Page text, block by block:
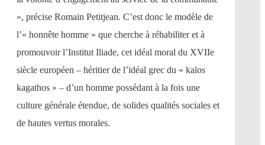
», précise Romain Petitjean. C’est donc le modèle de
l’« honnête homme » que cherche à réhabiliter et à
promouvoir l’Institut Iliade, cet idéal moral du XVIIe
siècle européen – héritier de l’idéal grec du « kalos
kagathos » – d’un homme possédant à la fois une
culture générale étendue, de solides qualités sociales et
de hautes vertus morales.